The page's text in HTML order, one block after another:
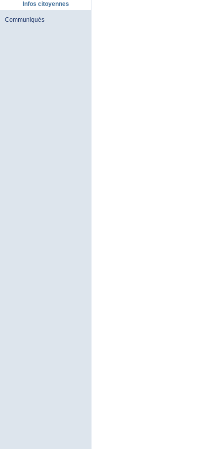
Infos citoyennes
Communiqués